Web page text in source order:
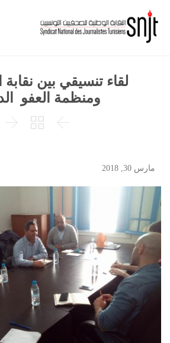
لقاء تنسيقي بين
ومنظمة العفو



مارس 30, 2018